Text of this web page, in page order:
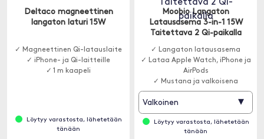
Deltaco magneettinen
langaton laturi 15W
✓ Magneettinen Qi-latauslaite
✓ iPhone- ja Qi-laitteille
✓ 1 m kaapeli
Löytyy varastosta, lähetetään
tänään
Moobio Langaton
Latausasema 3-in-1 15W
Taitettava 2 Qi-paikalla
✓ Langaton latausasema
✓ Lataa Apple Watch, iPhone ja
AirPods
✓ Mustana ja valkoisena
Valkoinen ▾
Löytyy varastosta, lähetetään
tänään